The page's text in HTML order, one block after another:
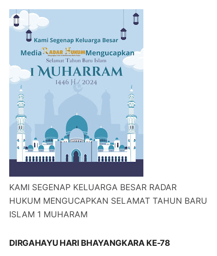
KAMI SEGENAP KELUARGA BESAR RADAR
HUKUM MENGUCAPKAN SELAMAT TAHUN BARU
ISLAM 1 MUHARAM
DIRGAHAYU HARI BHAYANGKARA KE-78